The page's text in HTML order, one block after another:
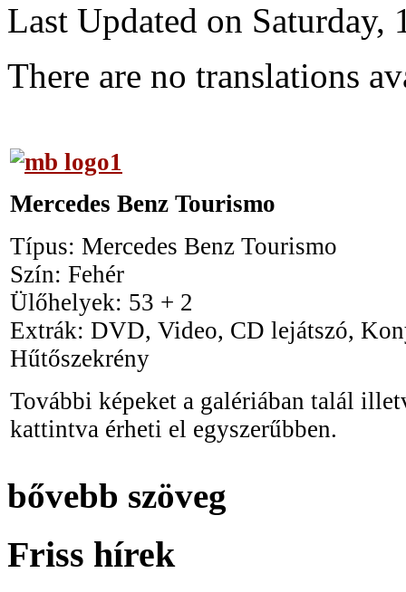
Last Updated on Saturday,
There are no translations
Mercedes Benz Tourismo
Típus: Mercedes Benz Tourismo
Szín: Fehér
Ülőhelyek: 53 + 2
Extrák: DVD, Video, CD lejátszó,
Hűtőszekrény
További képeket a galériában talál
kattintva érheti el egyszerűbben.
bővebb szöveg
Friss hírek